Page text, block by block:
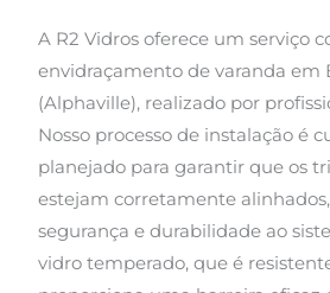
A R2 Vidros oferece um serviço
envidraçamento de varanda em
(Alphaville), realizado por
Nosso processo de instalação é
planejado para garantir que os
estejam corretamente
segurança e durabilidade ao
vidro temperado, que é